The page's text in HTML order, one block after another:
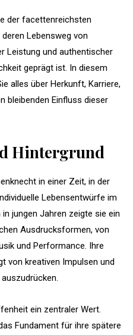
der facettenreichsten
Lebensweg von
Leistung und authentischer
geprägt ist. In diesem
alles über Herkunft, Karriere,
bleibenden Einfluss dieser
Hintergrund
in einer Zeit, in der
Lebensentwürfe im
jungen Jahren zeigte sie ein
Ausdrucksformen, von
und Performance. Ihre
von kreativen Impulsen und
ein zentraler Wert.
Fundament für ihre spätere